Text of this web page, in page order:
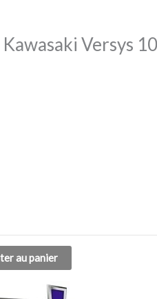
Versys
au panier